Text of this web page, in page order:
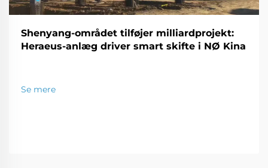
Shenyang-området tilføjer milliardprojekt:
Heraeus-anlæg driver smart skifte i NØ Kina
Se mere